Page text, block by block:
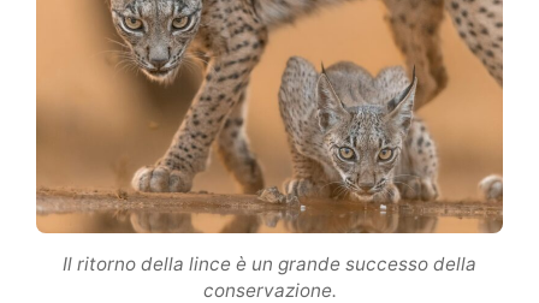
Il ritorno della lince è un grande successo della
conservazione.